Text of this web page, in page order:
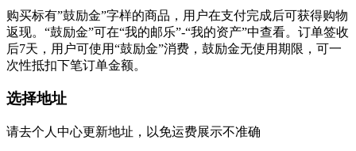
购买标有”鼓励金”字样的商品，用户在支付完成后可获得购物
返现。“鼓励金”可在“我的邮乐”-“我的资产”中查看。订单签收
后7天，用户可使用“鼓励金”消费，鼓励金无使用期限，可一
次性抵扣下笔订单金额。
选择地址
请去个人中心更新地址，以免运费展示不准确